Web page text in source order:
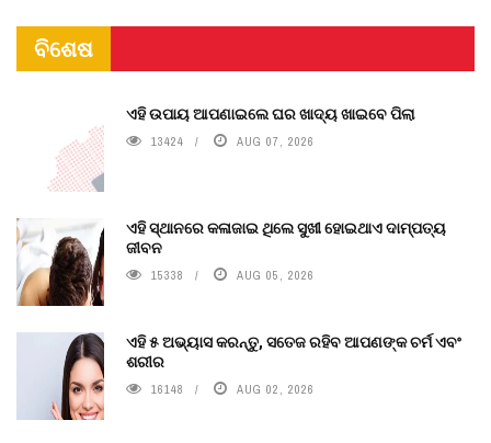
ବିଶେଷ
ଏହି ଉପାୟ ଆପଣାଇଲେ ଘର ଖାଦ୍ୟ ଖାଇବେ ପିଲା
13424 AUG 07, 2026
ଏହି ସ୍ଥାନରେ କଳାଜାଇ ଥିଲେ ସୁଖୀ ହୋଇଥାଏ ଦାମ୍ପତ୍ୟ
ଜୀବନ
15338 AUG 05, 2026
ଏହି ୫ ଅଭ୍ୟାସ କରନ୍ତୁ, ସତେଜ ରହିବ ଆପଣଙ୍କ ଚର୍ମ ଏବଂ
ଶରୀର
16148 AUG 02, 2026